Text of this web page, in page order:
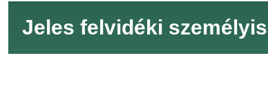
Jeles felvidéki